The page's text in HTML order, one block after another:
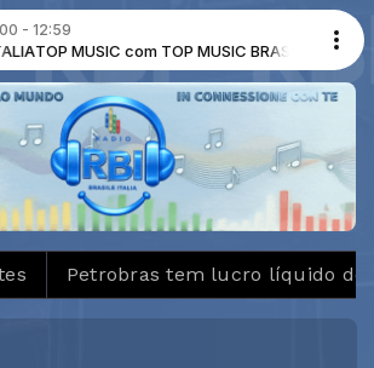
- 12:59
com TOP MUSIC BRASILE ITALIA
tarde - Parte 1
tem lucro líquido de R$ 52,4 bi